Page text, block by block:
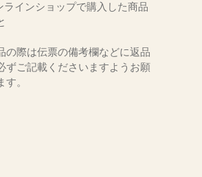
ラインショップで購入した商品
の際は伝票の備考欄などに返品
ずご記載くださいますようお願
す。